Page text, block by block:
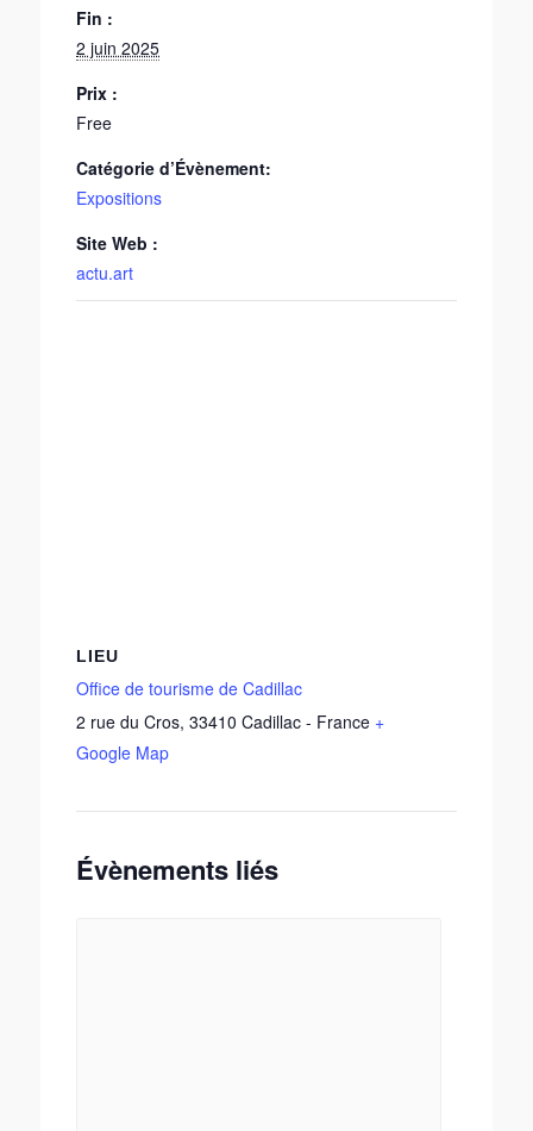
Fin :
2 juin 2025
Prix :
Free
Catégorie d’Évènement:
Expositions
Site Web :
actu.art
LIEU
Office de tourisme de Cadillac
2 rue du Cros, 33410 Cadillac - France +
Google Map
Évènements liés